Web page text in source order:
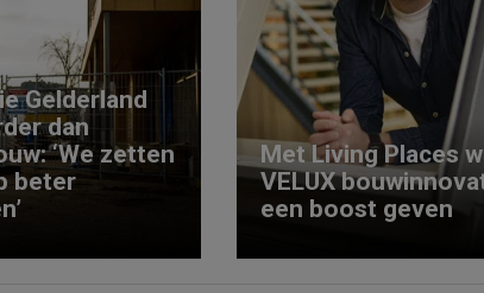
Gelderland
dan
‘We zetten
beter
Met Living Places
VELUX
een boost geven